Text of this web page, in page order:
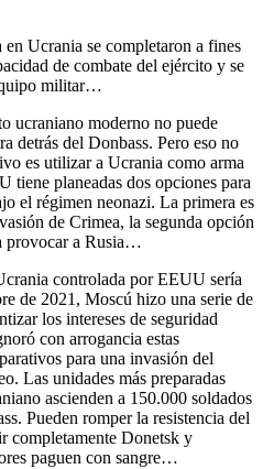
Ucrania se completaron a fines
de combate del ejército y se
militar…
ucraniano moderno no puede
detrás del Donbass. Pero eso no
es utilizar a Ucrania como arma
tiene planeadas dos opciones para
el régimen neonazi. La primera es
de Crimea, la segunda opción
provocar a Rusia…
controlada por EEUU sería
de 2021, Moscú hizo una serie de
los intereses de seguridad
con arrogancia estas
para una invasión del
Las unidades más preparadas
ascienden a 150.000 soldados
Pueden romper la resistencia del
completamente Donetsk y
paguen con sangre…